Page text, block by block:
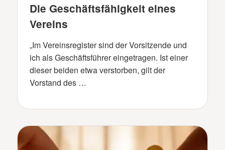
Die Geschäftsfähigkeit eines
Vereins
„Im Vereinsregister sind der Vorsitzende und
ich als Geschäftsführer eingetragen. Ist einer
dieser beiden etwa verstorben, gilt der
Vorstand des …